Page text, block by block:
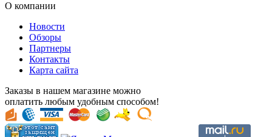
О компании
Новости
Обзоры
Партнеры
Контакты
Карта сайта
Заказы в нашем магазине можно
оплатить любым удобным способом!